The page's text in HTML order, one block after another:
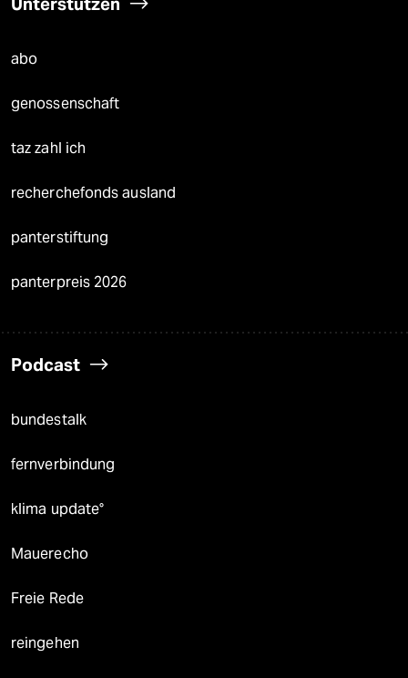
abo
genossenschaft
taz zahl ich
recherchefonds ausland
panterstiftung
panterpreis 2026
Podcast
bundestalk
fernverbindung
klima update°
Mauerecho
Freie Rede
reingehen